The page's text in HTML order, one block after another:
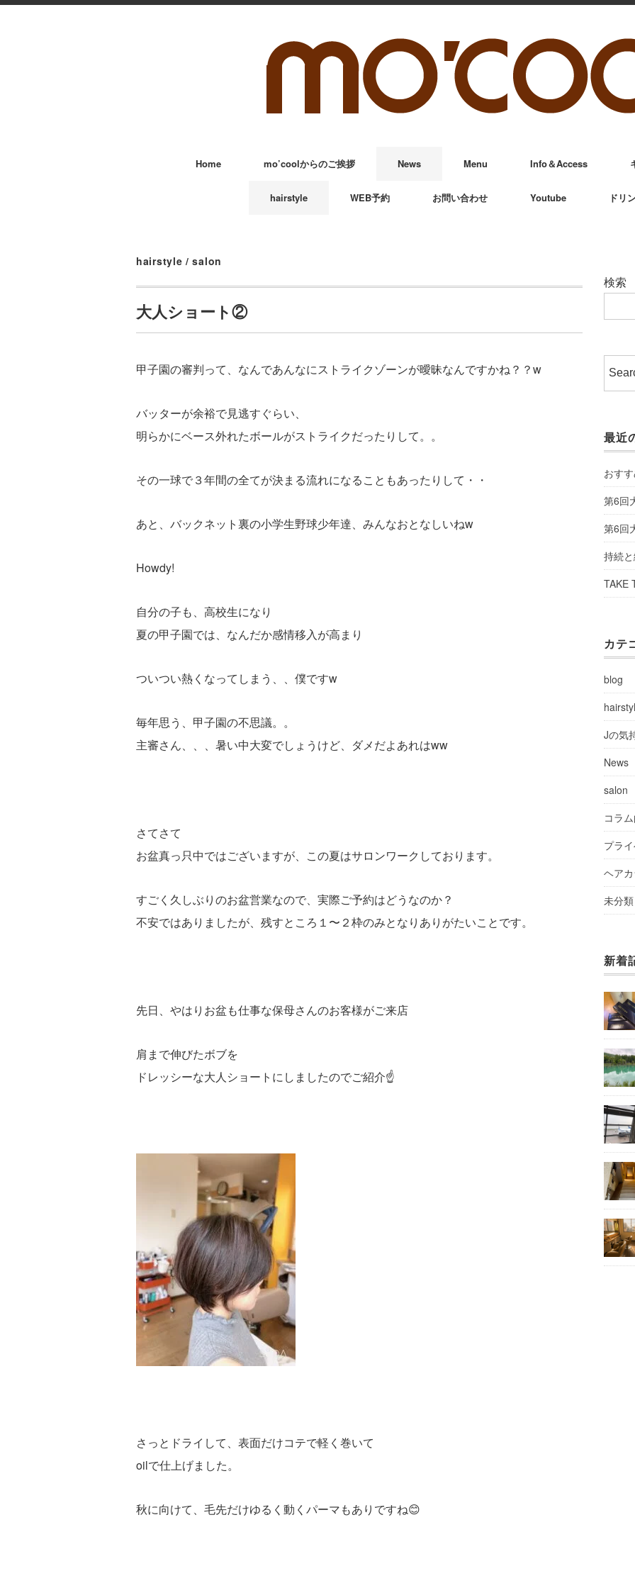
Home mo’coolからのご挨拶 News Menu Info＆Access
hairstyle WEB予約 お問い合わせ Youtube ドリ
hairstyle /salon
大人ショート②
甲子園の審判って、なんであんなにストライクゾーンが曖昧なんですかね？？w
バッターが余裕で見逃すぐらい、
明らかにベース外れたボールがストライクだったりして。。
その一球で３年間の全てが決まる流れになることもあったりして・・
あと、バックネット裏の小学生野球少年達、みんなおとなしいねw
Howdy!
自分の子も、高校生になり
夏の甲子園では、なんだか感情移入が高まり
ついつい熱くなってしまう、、僕ですw
毎年思う、甲子園の不思議。。
主審さん、、、暑い中大変でしょうけど、ダメだよあれはww
さてさて
お盆真っ只中ではございますが、この夏はサロンワークしております。
すごく久しぶりのお盆営業なので、実際ご予約はどうなのか？
不安ではありましたが、残すところ１〜２枠のみとなりありがたいことです。
先日、やはりお盆も仕事な保母さんのお客様がご来店
肩まで伸びたボブを
ドレッシーな大人ショートにしましたのでご紹介☝️
さっとドライして、表面だけコテで軽く巻いて
oilで仕上げました。
秋に向けて、毛先だけゆるく動くパーマもありですね😊
検索
最近
おす
第6回
第6回
持続
TAKE
カテ
blog
Jの気
News
salon
コラ
プラ
ヘア
未分類
新着